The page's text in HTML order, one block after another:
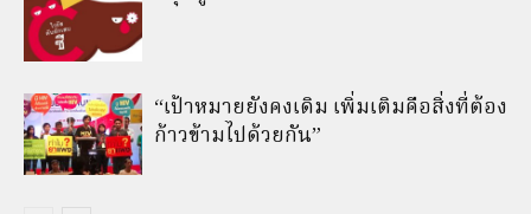
“เป้าหมายยังคงเดิม เพิ่มเติมคือสิ่งที่ต้อง
ก้าวข้ามไปด้วยกัน”